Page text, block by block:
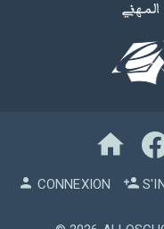
CONNEXION